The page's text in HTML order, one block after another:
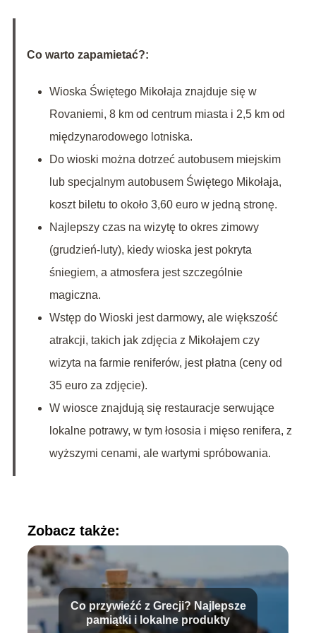
Co warto zapamietać?:
Wioska Świętego Mikołaja znajduje się w
Rovaniemi, 8 km od centrum miasta i 2,5 km od
międzynarodowego lotniska.
Do wioski można dotrzeć autobusem miejskim
lub specjalnym autobusem Świętego Mikołaja,
koszt biletu to około 3,60 euro w jedną stronę.
Najlepszy czas na wizytę to okres zimowy
(grudzień-luty), kiedy wioska jest pokryta
śniegiem, a atmosfera jest szczególnie
magiczna.
Wstęp do Wioski jest darmowy, ale większość
atrakcji, takich jak zdjęcia z Mikołajem czy
wizyta na farmie reniferów, jest płatna (ceny od
35 euro za zdjęcie).
W wiosce znajdują się restauracje serwujące
lokalne potrawy, w tym łososia i mięso renifera, z
wyższymi cenami, ale wartymi spróbowania.
Zobacz także:
Co przywieźć z Grecji? Najlepsze
pamiątki i lokalne produkty